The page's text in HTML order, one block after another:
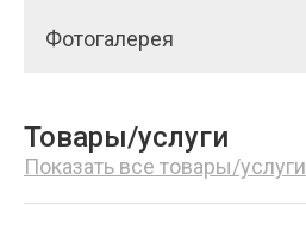
Фотогалерея
Товары/услуги
Показать все товары/услуги